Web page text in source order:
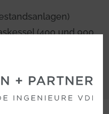
(400 und 900